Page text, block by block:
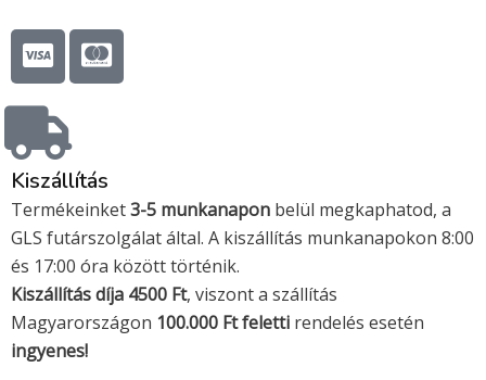
C
c
-
v
i
s
a
C
c
-
s
t
e
r
c
a
r
Kiszállítás
Termékeinket3-5 munkanapon belül megkaphatod, a
GLS futárszolgálat által. A kiszállítás munkanapokon 8:00
és 17:00 óra között történik.
Kiszállítás díja 4500 Ft, viszont a szállítás
Magyarországon 100.000 Ft feletti rendelés esetén
ingyenes!